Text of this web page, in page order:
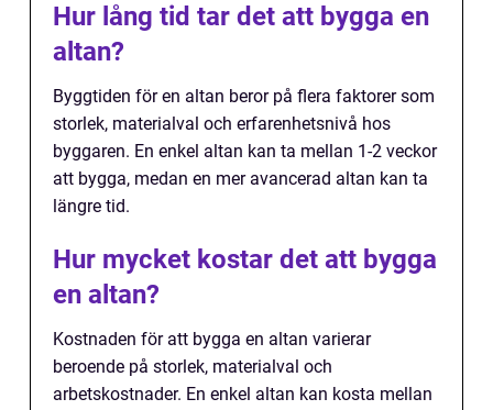
Hur lång tid tar det att bygga en
altan?
Byggtiden för en altan beror på flera faktorer som
storlek, materialval och erfarenhetsnivå hos
byggaren. En enkel altan kan ta mellan 1-2 veckor
att bygga, medan en mer avancerad altan kan ta
längre tid.
Hur mycket kostar det att bygga
en altan?
Kostnaden för att bygga en altan varierar
beroende på storlek, materialval och
arbetskostnader. En enkel altan kan kosta mellan